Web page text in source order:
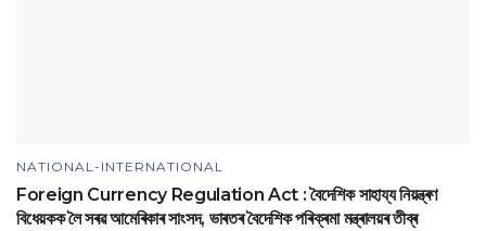
NATIONAL-INTERNATIONAL
Foreign Currency Regulation Act : বৈদেশিক সাহায্য নিয়ন্ত্ৰণ
বিধেয়কক লৈ সৰৱ আমেৰিকাৰ সাংসদ, ভাৰতৰ বৈদেশিক পৰিক্ৰমা মন্ত্ৰালয়ৰ তীব্ৰ